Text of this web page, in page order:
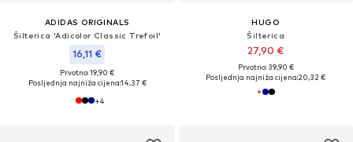
ADIDAS ORIGINALS
Šilterica 'Adicolor Classic Trefoil'
16,11 €
Prvotno: 19,90 €
Posljednja najniža cijena:14,37 €
+4
HUGO
Šilterica
27,90 €
Prvotno: 39,90 €
Posljednja najniža cijena:20,32 €